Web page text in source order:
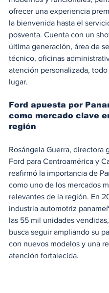
ofrecer una experiencia
la bienvenida hasta el
posventa. Cuenta con un
última generación, área de
técnico, oficinas
atención personalizada,
lugar.
Ford apuesta por
como mercado clave
región
Rosángela Guerra, directora
Ford para Centroamérica y
reafirmó la importancia de
como uno de los mercados
relevantes de la región. En
industria automotriz
las 55 mil unidades
busca seguir ampliando su
con nuevos modelos y una
atención fortalecida.